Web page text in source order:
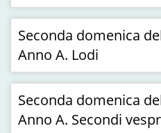
Seconda domenica
Anno A. Lodi
Seconda domenica
Anno A. Secondi